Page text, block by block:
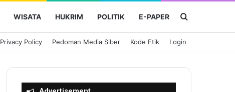
WISATA HUKRIM POLITIK E-PAPER Cari Berita
Privacy Policy Pedoman Media Siber Kode Etik Login